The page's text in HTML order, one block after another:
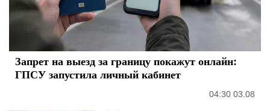
Запрет на выезд за границу покажут онлайн:
ГПСУ запустила личный кабинет
04:30 03.08